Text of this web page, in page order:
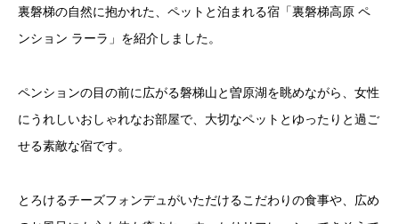
裏磐梯の自然に抱かれた、ペットと泊まれる宿「裏磐梯高原 ペ
ンション ラーラ」を紹介しました。
ペンションの目の前に広がる磐梯山と曽原湖を眺めながら、女性
にうれしいおしゃれなお部屋で、大切なペットとゆったりと過ご
せる素敵な宿です。
とろけるチーズフォンデュがいただけるこだわりの食事や、広め